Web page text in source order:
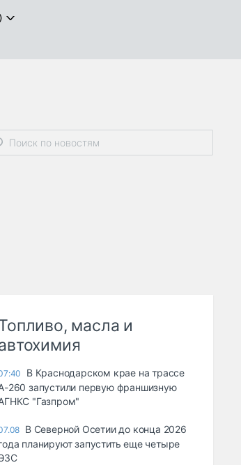
масла и
В Краснодарском крае на трассе
260 запустили первую франшизную
"Газпром"
В Северной Осетии до конца 2026
планируют запустить еще четыре